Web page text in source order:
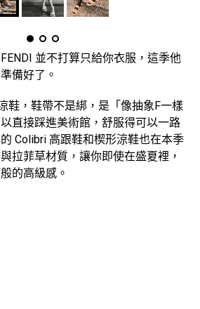
並不打算只給你衣服，這季他
備好了。
鞋，鞋帶不是綁，是「像抽象F一樣
直接踩進美術館，舒服得可以一路
Colibri 高跟鞋和楔形涼鞋也在本季
拉菲草材質，讓你即使在盛夏裡，
的高級感。